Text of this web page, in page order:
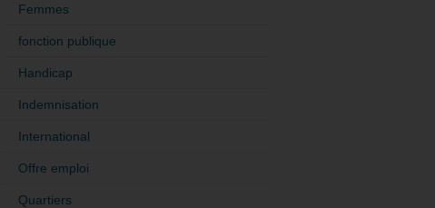
Femmes
fonction publique
Handicap
Indemnisation
International
Offre emploi
Quartiers